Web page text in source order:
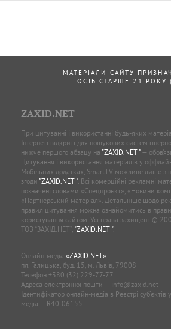
МАТЕРІАЛИ САЙТУ
ОСІБ СТАРШЕ 21 РОКУ
ZAXID.NET
При цитуванні і використанні будь-яких
Інтернеті відкриті для пошукових систем
нижче першого абзацу на "ZAXID.NET "—
Цитування і використання матеріалів у
Мобільних додатках, SmartTV можливе лише з
згоди "ZAXID.NET ". Всі комерційні рекламні
позначені словами «Спецпроєкт», «Новини
«Партнерський матеріал». Детальніше щодо
правил цитування можна ознайомитись в
користування сайтом. Усі права захищені. ©
ТОВ “ЗАХІД.НЕТ”, "ZAXID.NET ".
Онлайн-медіа «ZAXID.NET»
пл. Галицька, буд. 15, м. Львів, 79008
Телефон +380 (32) 229-77-77
Адреса електронної пошти — info@zaxid.net
Ідентифікатор онлайн-медіа в Реєстрі суб'єктів
медіа — R40-06155